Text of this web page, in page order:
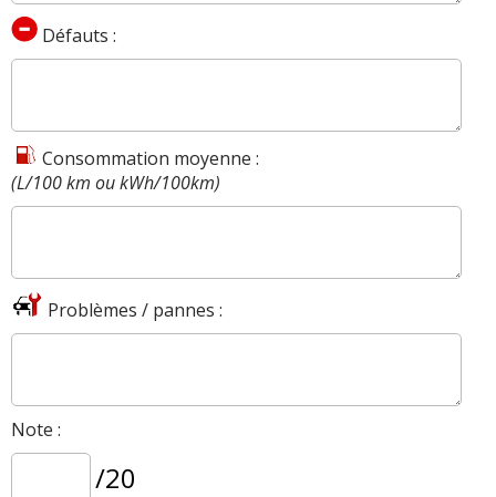
Défauts :
Consommation moyenne :
(L/100 km ou kWh/100km)
Problèmes / pannes :
Note :
/20